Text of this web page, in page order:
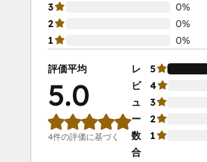
3
0%
2
0%
1
0%
評価平均
5.0
4件の評価に基づく
レ
ビ
ュ
ー
数
合
5
4
3
2
1